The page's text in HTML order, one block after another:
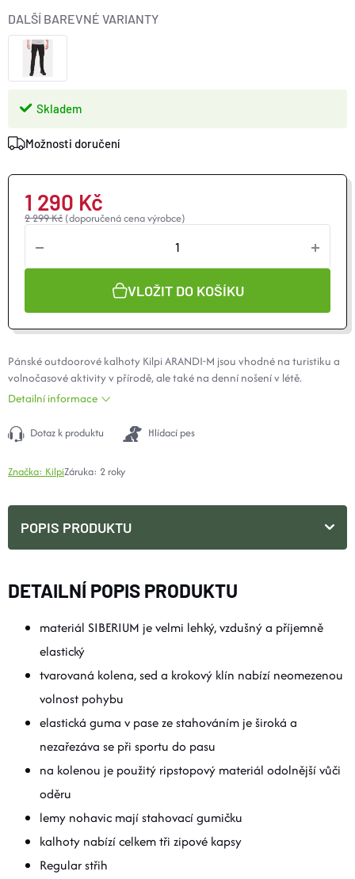
Skladem
DALŠÍ BAREVNÉ VARIANTY
Možnosti doručení
2 299 Kč (doporučená cena výrobce)
1 290 Kč
VLOŽIT DO KOŠÍKU
Pánské outdoorové kalhoty Kilpi ARANDI-M jsou vhodné na turistiku a
volnočasové aktivity v přírodě, ale také na denní nošení v létě.
Detailní informace
Dotaz k produktu Hlídací pes
Značka: KilpiZáruka: 2 roky
POPIS PRODUKTU
DETAILNÍ POPIS PRODUKTU
materiál SIBERIUM je velmi lehký, vzdušný a příjemně
elastický
tvarovaná kolena, sed a krokový klín nabízí neomezenou
volnost pohybu
elastická guma v pase ze stahováním je široká a
nezařezáva se při sportu do pasu
na kolenou je použitý ripstopový materiál odolnější vůči
oděru
lemy nohavic mají stahovací gumičku
kalhoty nabízí celkem tři zipové kapsy
Regular střih